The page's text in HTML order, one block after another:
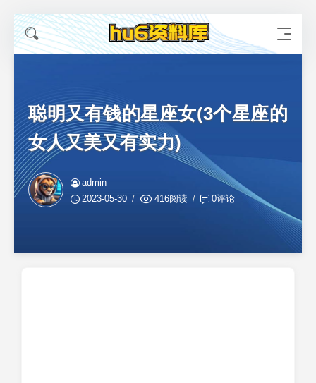
聪明又有钱的星座女(3个星座的
女人又美又有实力)
admin
2023-05-30
416阅读 0评论